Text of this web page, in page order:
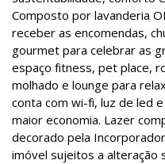
Composto por lavanderia
receber as encomendas,
gourmet para celebrar as
espaço fitness, pet place,
molhado e lounge para
conta com wi-fi, luz de led
maior economia. Lazer
decorado pela
imóvel sujeitos a alteração